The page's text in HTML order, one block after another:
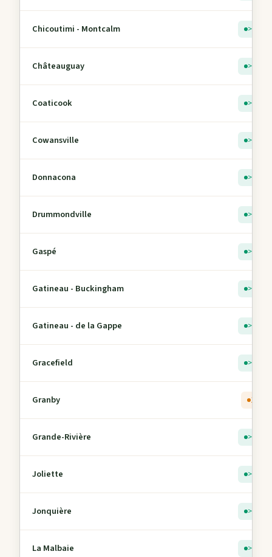
Chicoutimi - Montcalm > 5
Châteauguay > 5
Coaticook > 5
Cowansville > 5
Donnacona > 5
Drummondville > 5
Gaspé > 5
Gatineau - Buckingham > 5
Gatineau - de la Gappe > 5
Gracefield > 5
Granby 1
Grande-Rivière > 5
Joliette > 5
Jonquière > 5
La Malbaie > 5